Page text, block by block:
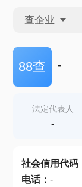
查企业
查企业
查产地
88查 -
法定代表人
-
社会信用代码
电话： -